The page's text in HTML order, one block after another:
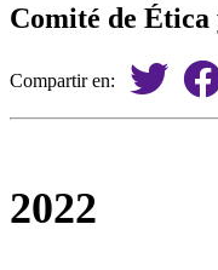
Comité de Ética
Compartir en:
2022